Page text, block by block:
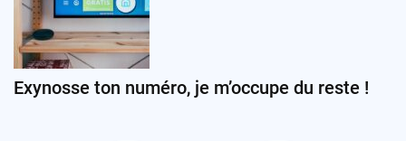
Exynosse ton numéro, je m’occupe du reste !